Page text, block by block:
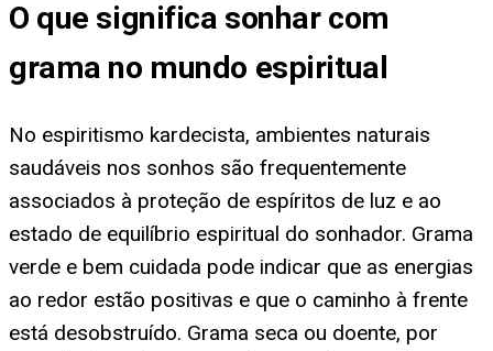
O que significa sonhar com
grama no mundo espiritual
No espiritismo kardecista, ambientes naturais
saudáveis nos sonhos são frequentemente
associados à proteção de espíritos de luz e ao
estado de equilíbrio espiritual do sonhador. Grama
verde e bem cuidada pode indicar que as energias
ao redor estão positivas e que o caminho à frente
está desobstruído. Grama seca ou doente, por